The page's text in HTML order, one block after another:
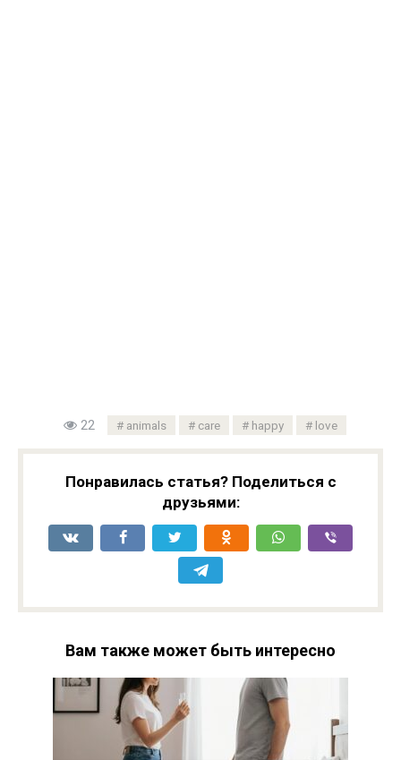
22 animals care happy love
Понравилась статья? Поделиться с
друзьями:
Вам также может быть интересно